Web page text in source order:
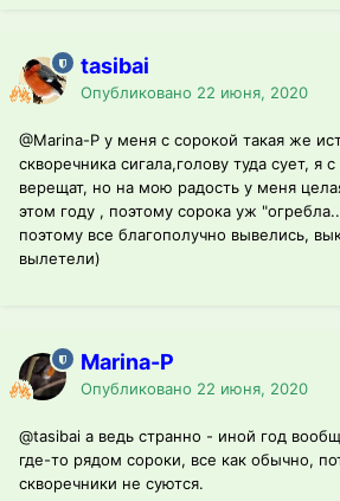
tasibai
Опубликовано 22 июня, 2020
@Marina-P у меня с сорокой такая же
скворечника сигала,голову туда сует, я
верещат, но на мою радость у меня
этом году , поэтому сорока уж
поэтому все благополучно вывелись,
вылетели)
Marina-P
Опубликовано 22 июня, 2020
@tasibai а ведь странно - иной год
где-то рядом сороки, все как обычно,
скворечники не суются.